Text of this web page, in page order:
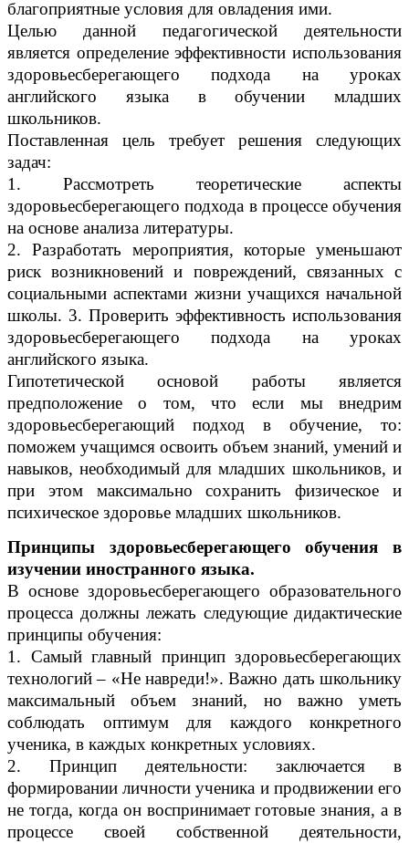
благоприятные условия для овладения ими.
Целью данной педагогической деятельности
является определение эффективности использования
здоровьесберегающего подхода на уроках
английского языка в обучении младших
школьников.
Поставленная цель требует решения следующих
задач:
1. Рассмотреть теоретические аспекты
здоровьесберегающего подхода в процессе обучения
на основе анализа литературы.
2. Разработать мероприятия, которые уменьшают
риск возникновений и повреждений, связанных с
социальными аспектами жизни учащихся начальной
школы. 3. Проверить эффективность использования
здоровьесберегающего подхода на уроках
английского языка.
Гипотетической основой работы является
предположение о том, что если мы внедрим
здоровьесберегающий подход в обучение, то:
поможем учащимся освоить объем знаний, умений и
навыков, необходимый для младших школьников, и
при этом максимально сохранить физическое и
психическое здоровье младших школьников.
Принципы здоровьесберегающего обучения в
изучении иностранного языка.
В основе здоровьесберегающего образовательного
процесса должны лежать следующие дидактические
принципы обучения:
1. Самый главный принцип здоровьесберегающих
технологий – «Не навреди!». Важно дать школьнику
максимальный объем знаний, но важно уметь
соблюдать оптимум для каждого конкретного
ученика, в каждых конкретных условиях.
2. Принцип деятельности: заключается в
формировании личности ученика и продвижении его
не тогда, когда он воспринимает готовые знания, а в
процессе своей собственной деятельности,